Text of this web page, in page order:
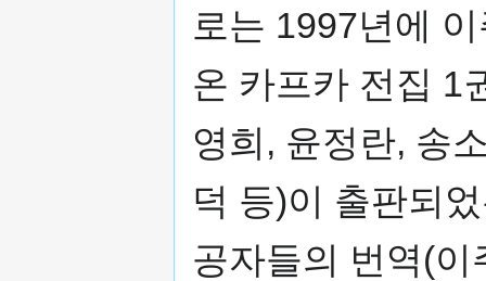
로는 1997년에
온 카프카 전집 1
영희, 윤정란, 송
덕 등)이 출판되
공자들의 번역(